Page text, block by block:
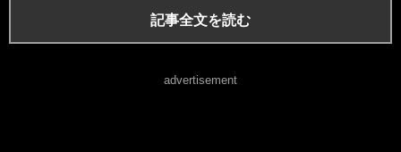
記事全文を読む
advertisement